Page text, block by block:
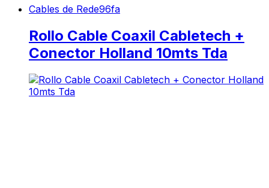
Cables de Rede96fa
Rollo Cable Coaxil Cabletech +
Conector Holland 10mts Tda